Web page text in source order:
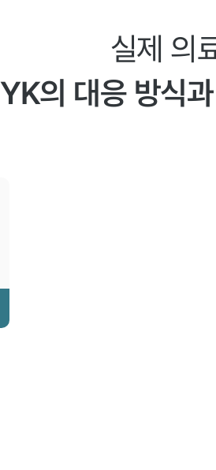
실제 의
YK의 대응 방식